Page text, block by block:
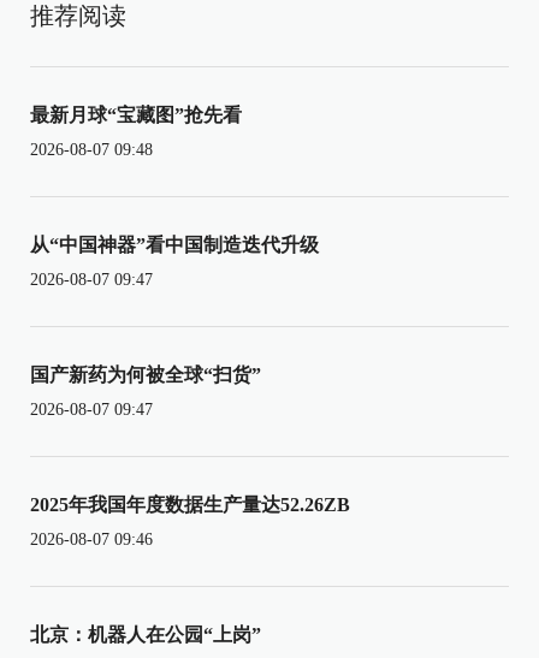
推荐阅读
最新月球“宝藏图”抢先看
2026-08-07 09:48
从“中国神器”看中国制造迭代升级
2026-08-07 09:47
国产新药为何被全球“扫货”
2026-08-07 09:47
2025年我国年度数据生产量达52.26ZB
2026-08-07 09:46
北京：机器人在公园“上岗”